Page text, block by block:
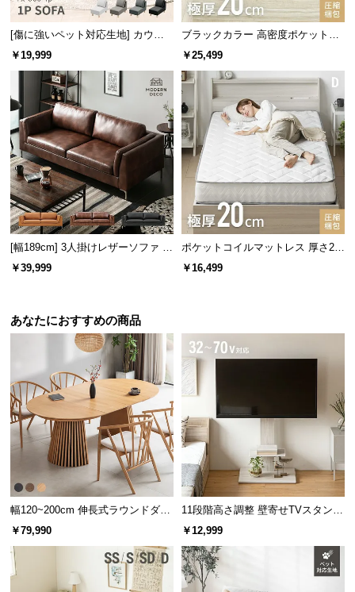
o.,
クッション性抜群の座面と背もたれは、長く座って
も疲れを感じさせない座り心地を追求しました。
底付き感のない座り心地を生みます。
安定感のある背もたれ
[傷に強いペット対応生地] カウチ
ソファセット 組替自由自在（1人掛
￥19,999
ブラックカラー 高密度ポケットコ
イルマットレス K
￥25,499
[幅189cm] 3人掛けレザーソファ モ
ダン ヴィンテージ スクエアフォル
￥39,999
ポケットコイルマットレス 厚さ20
cm D
￥16,499
あなたにおすすめの商品
幅120~200cm 伸長式ラウンドダイ
ニングテーブル 6人掛け 天然木突
板 美しい格子デザイン
￥79,990
11段階高さ調整 壁寄せTVスタンド
キャスター付き 上下左右角度調節
￥12,999